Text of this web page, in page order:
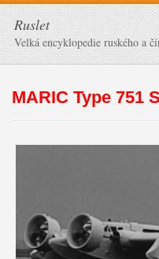
Ruslet
Velká encyklopedie ruského a
MARIC Type 751